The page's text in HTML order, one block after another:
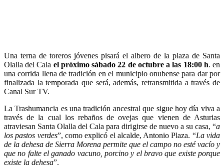
Una terna de toreros jóvenes pisará el albero de la plaza de Santa
Olalla del Cala el próximo sábado 22 de octubre a las 18:00 h. en
una corrida llena de tradición en el municipio onubense para dar por
finalizada la temporada que será, además, retransmitida a través de
Canal Sur TV.
La Trashumancia es una tradición ancestral que sigue hoy día viva a
través de la cual los rebaños de ovejas que vienen de Asturias
atraviesan Santa Olalla del Cala para dirigirse de nuevo a su casa, “a
los pastos verdes”, como explicó el alcalde, Antonio Plaza. “La vida
de la dehesa de Sierra Morena permite que el campo no esté vacío y
que no falte el ganado vacuno, porcino y el bravo que existe porque
existe la dehesa”.